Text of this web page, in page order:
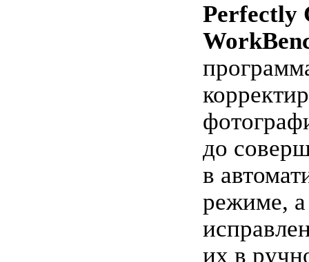
Perfectly
до
в
режиме,
их в